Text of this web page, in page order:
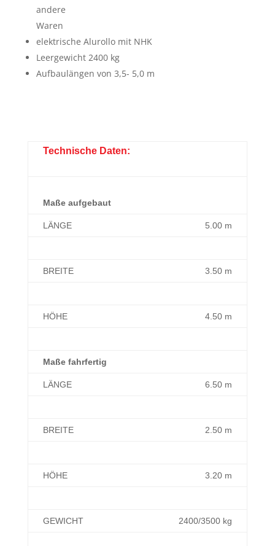
andere
Waren
elektrische Alurollo mit NHK
Leergewicht 2400 kg
Aufbaulängen von 3,5- 5,0 m
Technische Daten:
Maße aufgebaut
LÄNGE 5.00 m
BREITE 3.50 m
HÖHE 4.50 m
Maße fahrfertig
LÄNGE 6.50 m
BREITE 2.50 m
HÖHE 3.20 m
GEWICHT 2400/3500 kg